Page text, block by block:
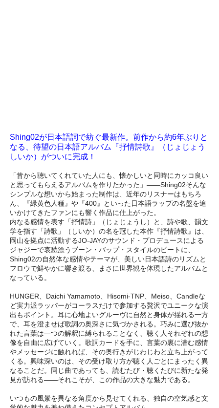
Shing02が日本語詞で紡ぐ最新作。前作から約6年ぶりと
なる、待望の日本語アルバム『抒情詩歌』（じょじょう
しいか）がついに完成！
「昔から聴いてくれていた人にも、懐かしいと同時にカッコ良い
と思ってもらえるアルバムを作りたかった」――Shing02そんな
シンプルな想いから始まった制作は、近年のリスナーはもちろ
ん、『緑黄色人種』や『400』といった日本語ラップの名盤を追
いかけてきたファンにも響く作品に仕上がった。
内なる感情を表す「抒情詩」（じょじょうし）と、詩や歌、韻文
学を指す「詩歌」（しいか）の名を冠した本作『抒情詩歌』は、
岡山を拠点に活動するJO-JAYのサウンド・プロデュースによる
ジャジーで哀愁漂うブーン・バップ・スタイルのビートに、
Shing02の自然体な感情やテーマが、美しい日本語詩のリズムと
フロウで鮮やかに響き渡る、まさに世界観を体現したアルバムと
なっている。
HUNGER、Daichi Yamamoto、Hisomi-TNP、Meiso、Candleな
ど実力派ラッパーがコーラスだけで参加する贅沢でユニークな演
出もポイント。耳に心地よいグルーヴに自然と身体が揺れる一方
で、耳を澄ませば歌詞の奥深さに気づかされる。巧みに選び抜か
れた言葉は一つの解釈に縛られることなく、聴く人それぞれの想
像を自由に広げていく。歌詞カードを手に、言葉の裏に潜む感情
やメッセージに触れれば、その奥行きがじわじわと立ち上がって
くる。興味深いのは、その受け取り方が聴く人ごとにまったく異
なることだ。同じ曲であっても、読むたび・聴くたびに新たな発
見が訪れる――それこそが、この作品の大きな魅力である。
いつもの風景を異なる角度から見せてくれる、独自の空気感と文